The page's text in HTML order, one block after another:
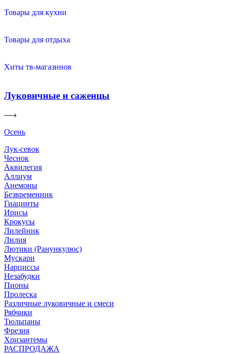
Товары для кухни
Товары для отдыха
Хиты тв-магазинов
Луковичные и саженцы
Осень
Лук-севок
Чеснок
Аквилегия
Аллиум
Анемоны
Безвременник
Гиацинты
Ирисы
Крокусы
Лилейник
Лилия
Лютики (Ранункулюс)
Мускари
Нарцисcы
Незабудки
Пионы
Пролеска
Различные луковичные и смеси
Рябчики
Тюльпаны
Фрезия
Хризантемы
РАСПРОДАЖА